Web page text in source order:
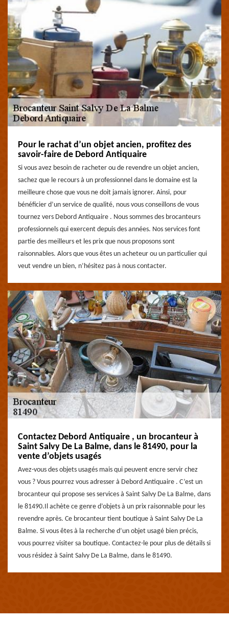
Pour le rachat d’un objet ancien, profitez des
savoir-faire de Debord Antiquaire
Si vous avez besoin de racheter ou de revendre un objet ancien,
sachez que le recours à un professionnel dans le domaine est la
meilleure chose que vous ne doit jamais ignorer. Ainsi, pour
bénéficier d’un service de qualité, nous vous conseillons de vous
tournez vers Debord Antiquaire . Nous sommes des brocanteurs
professionnels qui exercent depuis des années. Nos services font
partie des meilleurs et les prix que nous proposons sont
raisonnables. Alors que vous êtes un acheteur ou un particulier qui
veut vendre un bien, n’hésitez pas à nous contacter.
Contactez Debord Antiquaire , un brocanteur à
Saint Salvy De La Balme, dans le 81490, pour la
vente d’objets usagés
Avez-vous des objets usagés mais qui peuvent encre servir chez
vous ? Vous pourrez vous adresser à Debord Antiquaire . C’est un
brocanteur qui propose ses services à Saint Salvy De La Balme, dans
le 81490.Il achète ce genre d’objets à un prix raisonnable pour les
revendre après. Ce brocanteur tient boutique à Saint Salvy De La
Balme. Si vous êtes à la recherche d’un objet usagé bien précis,
vous pourrez visiter sa boutique. Contactez-le pour plus de détails si
vous résidez à Saint Salvy De La Balme, dans le 81490.